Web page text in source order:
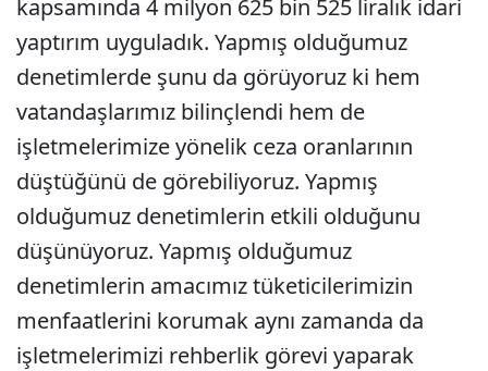
kapsamında 4 milyon 625 bin 525 liralık idari
yaptırım uyguladık. Yapmış olduğumuz
denetimlerde şunu da görüyoruz ki hem
vatandaşlarımız bilinçlendi hem de
işletmelerimize yönelik ceza oranlarının
düştüğünü de görebiliyoruz. Yapmış
olduğumuz denetimlerin etkili olduğunu
düşünüyoruz. Yapmış olduğumuz
denetimlerin amacımız tüketicilerimizin
menfaatlerini korumak aynı zamanda da
işletmelerimizi rehberlik görevi yaparak